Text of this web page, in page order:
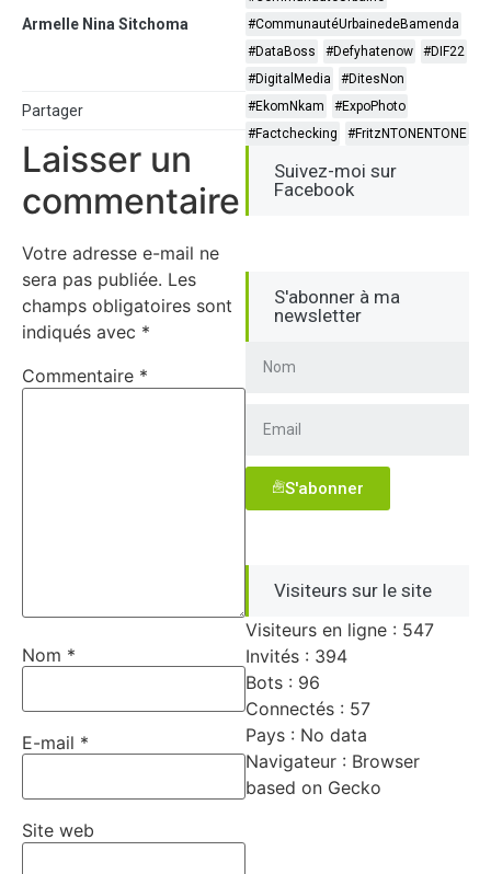
Armelle Nina Sitchoma
Partager
Laisser un
commentaire
Votre adresse e-mail ne
sera pas publiée. Les
champs obligatoires sont
indiqués avec *
Commentaire *
Nom *
E-mail *
Site web
#CommunautéUrbainedeBamenda
#DataBoss
#Defyhatenow
#DIF22
#DigitalMedia
#DitesNon
#EkomNkam
#ExpoPhoto
#Factchecking
#FritzNTONENTONE
Suivez-moi sur
Facebook
S'abonner à ma
newsletter
S'abonner
Visiteurs sur le site
Visiteurs en ligne : 547
Invités : 394
Bots : 96
Connectés : 57
Pays : No data
Navigateur : Browser
based on Gecko